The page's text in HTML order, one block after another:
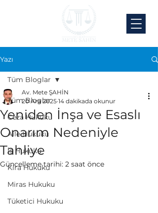
Yazı
Tüm Bloglar
Ceza Hukuku
Aile Hukuku
İş Hukuku
Kira Hukuku
Miras Hukuku
Tüketici Hukuku
Tüm Bloglar
Yeniden İnşa ve Esaslı
Onarım Nedeniyle
Tahliye
Av. Mete ŞAHİN
20 Ara 2025 14 dakikada okunur
Güncelleme tarihi: 2 saat önce